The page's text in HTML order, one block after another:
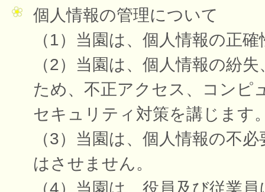
個人情報の管理について
（1）当園は、個人情報の正
（2）当園は、個人情報の紛
ため、不正アクセス、コンピ
セキュリティ対策を講じます
（3）当園は、個人情報の不
はさせません。
（4）当園は、役員及び従業